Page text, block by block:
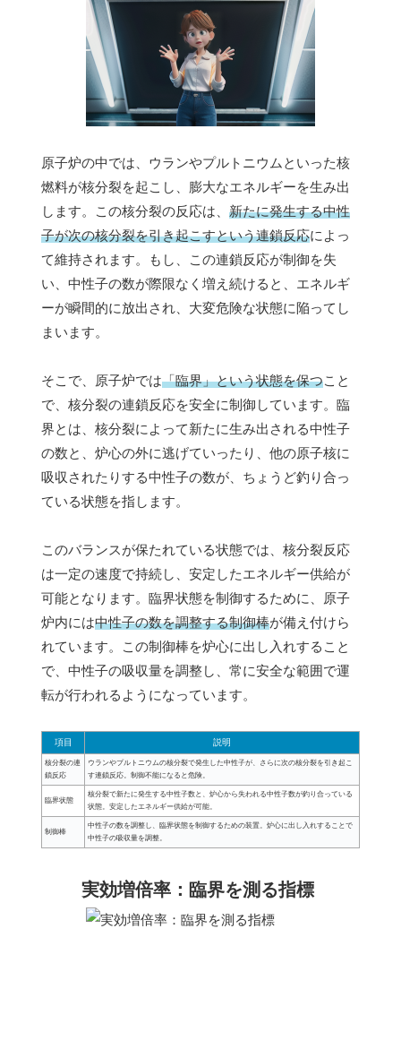
原子炉の中では、ウランやプルトニウムといった核
燃料が核分裂を起こし、膨大なエネルギーを生み出
します。この核分裂の反応は、 新たに発生する中性
子が次の核分裂を引き起こすという連鎖反応によっ
て維持されます。もし、この連鎖反応が制御を失
い、中性子の数が際限なく増え続けると、エネルギ
ーが瞬間的に放出され、大変危険な状態に陥ってし
まいます。
そこで、原子炉では「臨界」という状態を保つこと
で、核分裂の連鎖反応を安全に制御しています。臨
界とは、核分裂によって新たに生み出される中性子
の数と、炉心の外に逃げていったり、他の原子核に
吸収されたりする中性子の数が、ちょうど釣り合っ
ている状態を指します。
このバランスが保たれている状態では、核分裂反応
は一定の速度で持続し、安定したエネルギー供給が
可能となります。臨界状態を制御するために、原子
炉内には中性子の数を調整する制御棒が備え付けら
れています。この制御棒を炉心に出し入れすること
で、中性子の吸収量を調整し、常に安全な範囲で運
転が行われるようになっています。
項目 説明
核分裂の連
鎖反応
ウランやプルトニウムの核分裂で発生した中性子が、さらに次の核分裂を引き起こ
す連鎖反応。制御不能になると危険。
臨界状態
核分裂で新たに発生する中性子数と、炉心から失われる中性子数が釣り合っている
状態。安定したエネルギー供給が可能。
制御棒
中性子の数を調整し、臨界状態を制御するための装置。炉心に出し入れすることで
中性子の吸収量を調整。
実効増倍率：臨界を測る指標